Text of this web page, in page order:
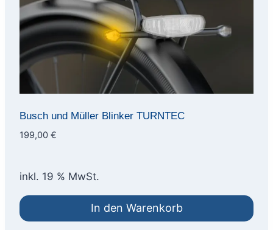
Busch und Müller Blinker TURNTEC
199,00 €
inkl. 19 % MwSt.
In den Warenkorb